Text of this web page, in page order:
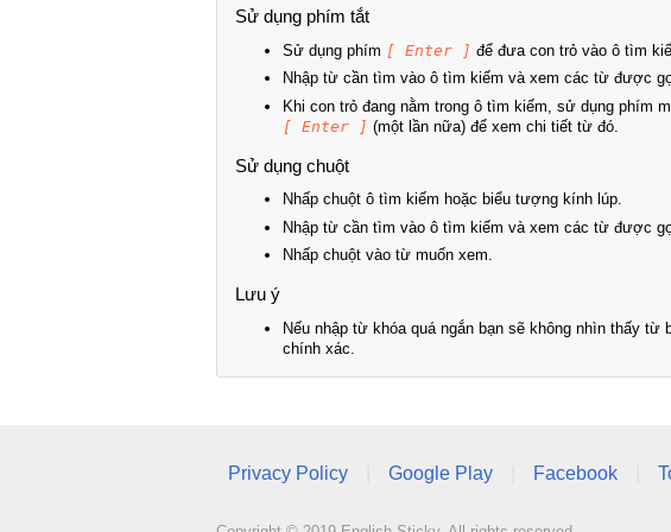
Sử dụng phím tắt
Sử dụng phím [ Enter ] để đưa con trỏ vào ô tìm
Nhập từ cần tìm vào ô tìm kiếm và xem các từ được
Khi con trỏ đang nằm trong ô tìm kiếm, sử dụng phím
[ Enter ] (một lần nữa) để xem chi tiết từ đó.
Sử dụng chuột
Nhấp chuột ô tìm kiếm hoặc biểu tượng kính lúp.
Nhập từ cần tìm vào ô tìm kiếm và xem các từ được
Nhấp chuột vào từ muốn xem.
Lưu ý
Nếu nhập từ khóa quá ngắn bạn sẽ không nhìn thấy
chính xác.
Privacy Policy Google Play Facebook